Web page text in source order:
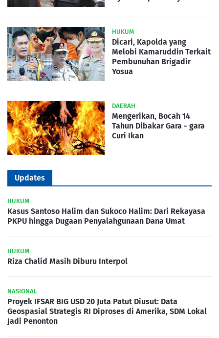
HUKUM
Dicari, Kapolda yang
Melobi Kamaruddin Terkait
Pembunuhan Brigadir
Yosua
DAERAH
Mengerikan, Bocah 14
Tahun Dibakar Gara - gara
Curi Ikan
Updates
HUKUM
Kasus Santoso Halim dan Sukoco Halim: Dari Rekayasa
PKPU hingga Dugaan Penyalahgunaan Dana Umat
HUKUM
Riza Chalid Masih Diburu Interpol
NASIONAL
Proyek IFSAR BIG USD 20 Juta Patut Diusut: Data
Geospasial Strategis RI Diproses di Amerika, SDM Lokal
Jadi Penonton